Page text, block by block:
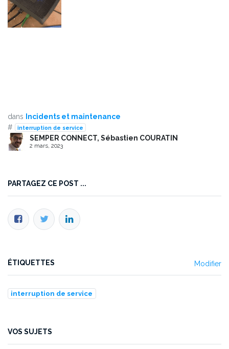
dans
Incidents et maintenance
#
interruption de service
SEMPER CONNECT, Sébastien COURATIN
2 mars, 2023
PARTAGEZ CE POST ...
ÉTIQUETTES Modifier
interruption de service
VOS SUJETS